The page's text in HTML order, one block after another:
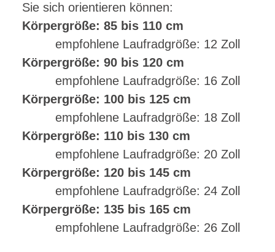
Sie sich orientieren können:
Körpergröße: 85 bis 110 cm
empfohlene Laufradgröße: 12 Zoll
Körpergröße: 90 bis 120 cm
empfohlene Laufradgröße: 16 Zoll
Körpergröße: 100 bis 125 cm
empfohlene Laufradgröße: 18 Zoll
Körpergröße: 110 bis 130 cm
empfohlene Laufradgröße: 20 Zoll
Körpergröße: 120 bis 145 cm
empfohlene Laufradgröße: 24 Zoll
Körpergröße: 135 bis 165 cm
empfohlene Laufradgröße: 26 Zoll